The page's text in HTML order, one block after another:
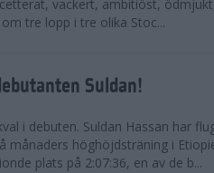
vackert, ambitiöst,
tre lopp i tre olika Stoc...
Suldan!
i debuten. Suldan Hassan har
månaders höghöjdsträning i
plats på 2:07:36, en av de b...